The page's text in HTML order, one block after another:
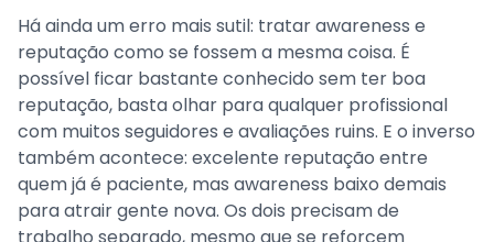
Há ainda um erro mais sutil: tratar awareness e
reputação como se fossem a mesma coisa. É
possível ficar bastante conhecido sem ter boa
reputação, basta olhar para qualquer profissional
com muitos seguidores e avaliações ruins. E o inverso
também acontece: excelente reputação entre
quem já é paciente, mas awareness baixo demais
para atrair gente nova. Os dois precisam de